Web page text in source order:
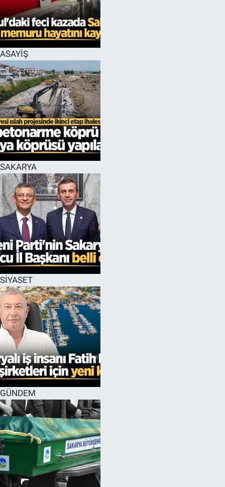
ASAYİŞ
SAKARYA
SİYASET
GÜNDEM
EĞİTİM
MAGAZİN
ÖZEL HABER
HALK54 PANORAMA